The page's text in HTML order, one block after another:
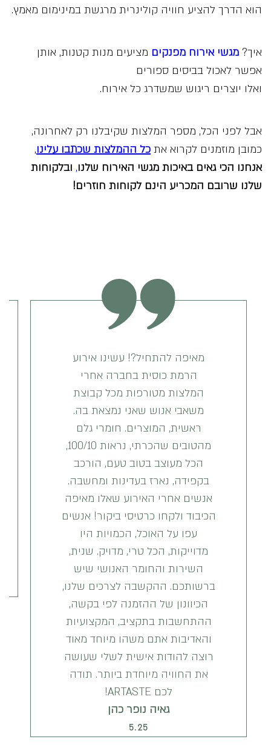
הוא הדרך להציע חוויה קולינרית מרגשת במינימום מאמץ.
איך? מגשי אירוח מפנקים מציעים מנות קטנות, אותן
אפשר לאכול בביסים ספורים
ואלו יוצרים ריגוש שמשדרג כל אירוח.
אבל לפני הכל, מספר המלצות שקיבלנו רק לאחרונה,
כמובן מוזמנים לקרוא את כל ההמלצות שכתבו עלינו,
אנחנו הכי גאים באיכות מגשי האירוח שלנו, ובלקוחות
שלנו שרובם המכריע הינם לקוחות חוזרים!
מאיפה להתחיל?! עשינו אירוע
הרמת כוסית בחברה אחרי
המלצות מטורפות מכל קבוצת
משאבי אנוש שאני נמצאת בה.
ראשית, המוצרים. חומרי גלם
מהטובים שהכרתי, נראות 100/10,
הכל מעוצב בטוב טעם, הורכב
בקפידה, נארז בעדינות ומחשבה.
אנשים אחרי האירוע שאלו מאיפה
הכיבוד ולקחו כרטיסי ביקור! אנשים
עפו על האוכל, הכמויות היו
מדוייקות, הכל טרי, מדויק. שנית,
השירות והחומר האנושי שיש
ברשותכם. ההקשבה לצרכים שלנו,
הכיוונון של ההזמנה לפי בקשה,
ההתחשבות בתקציב, המקצועיות
והאדיבות אתם משהו מיוחד מאוד
רוצה להודות אישית לשלי שעושה
את החוויה מיוחדת ביותר. תודה
לכם ARTASTE!
גאיה נופר כהן
5.25